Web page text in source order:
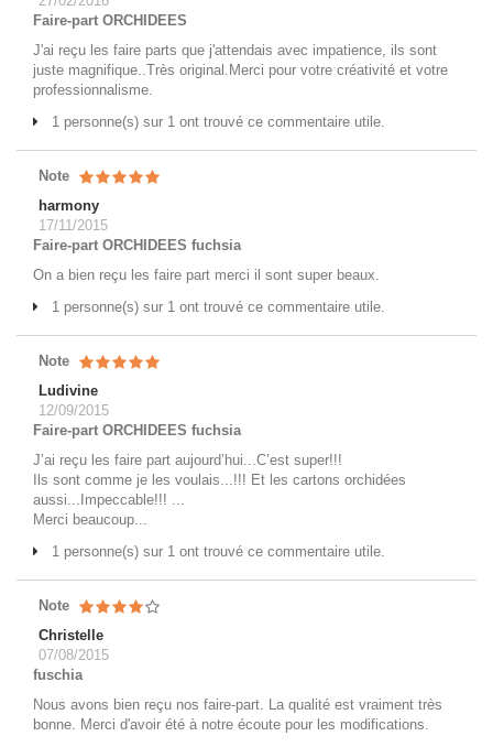
Faire-part ORCHIDEES
J'ai reçu les faire parts que j'attendais avec impatience, ils sont
juste magnifique..Très original.Merci pour votre créativité et votre
professionnalisme.
1 personne(s) sur 1 ont trouvé ce commentaire utile.
Note
harmony
17/11/2015
Faire-part ORCHIDEES fuchsia
On a bien reçu les faire part merci il sont super beaux.
1 personne(s) sur 1 ont trouvé ce commentaire utile.
Note
Ludivine
12/09/2015
Faire-part ORCHIDEES fuchsia
J’ai reçu les faire part aujourd’hui...C’est super!!!
Ils sont comme je les voulais...!!! Et les cartons orchidées
aussi...Impeccable!!! ...
Merci beaucoup...
1 personne(s) sur 1 ont trouvé ce commentaire utile.
Note
Christelle
07/08/2015
fuschia
Nous avons bien reçu nos faire-part. La qualité est vraiment très
bonne. Merci d'avoir été à notre écoute pour les modifications.